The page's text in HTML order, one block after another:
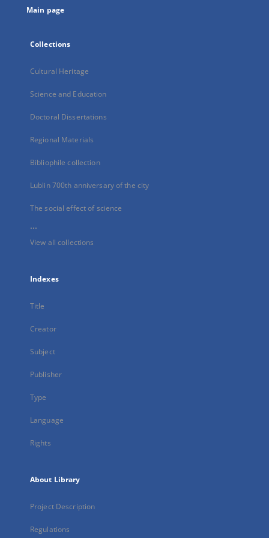
Main page
Collections
Cultural Heritage
Science and Education
Doctoral Dissertations
Regional Materials
Bibliophile collection
Lublin 700th anniversary of the city
The social effect of science
...
View all collections
Indexes
Title
Creator
Subject
Publisher
Type
Language
Rights
About Library
Project Description
Regulations